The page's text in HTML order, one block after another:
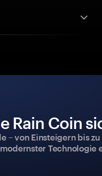
Rain Coin
– von Einsteigern bis